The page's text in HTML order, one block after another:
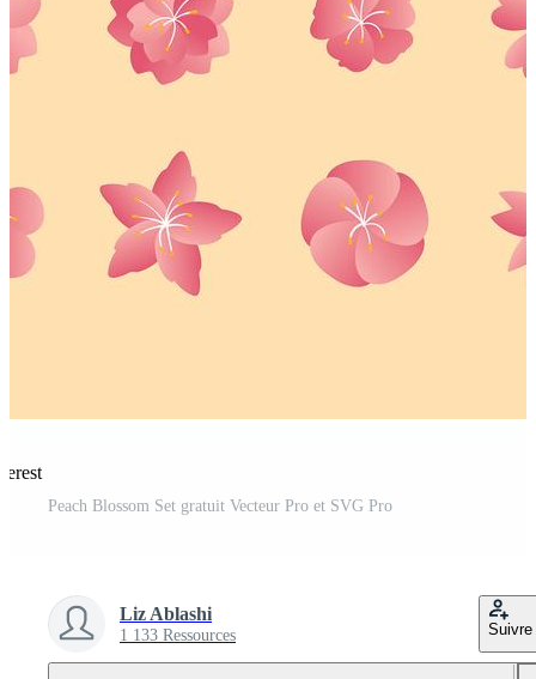
Peach Blossom Set gratuit Vecteur Pro et SVG Pro
Liz Ablashi
1 133 Ressources Suivre